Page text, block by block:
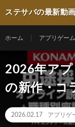
ステサバの最新動
ホーム アプリゲー
2026年アプ
の新作・コ
2026.02.17 アプリゲ